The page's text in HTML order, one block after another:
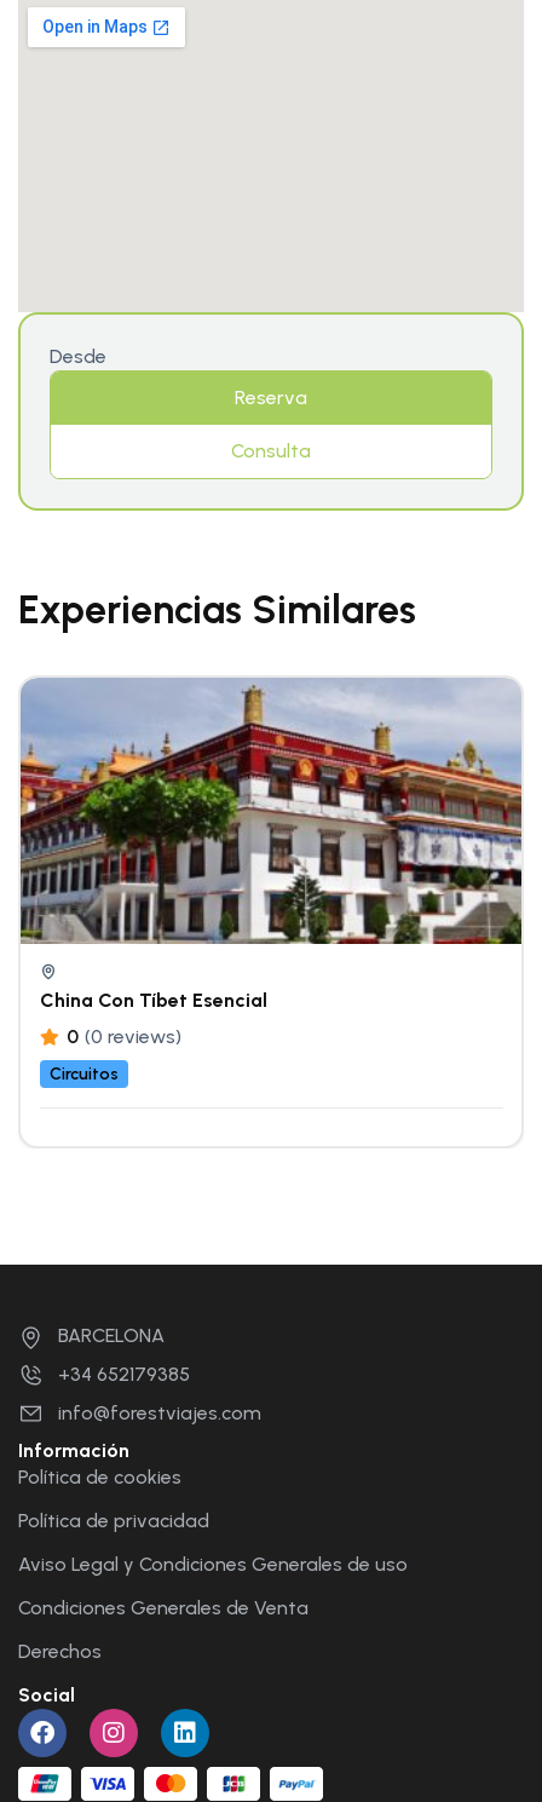
Desde
Reserva
Consulta
Experiencias Similares
China Con Tíbet Esencial
0 (0 reviews)
Circuitos
BARCELONA
+34 652179385
info@forestviajes.com
Información
Política de cookies
Política de privacidad
Aviso Legal y Condiciones Generales de uso
Condiciones Generales de Venta
Derechos
Social